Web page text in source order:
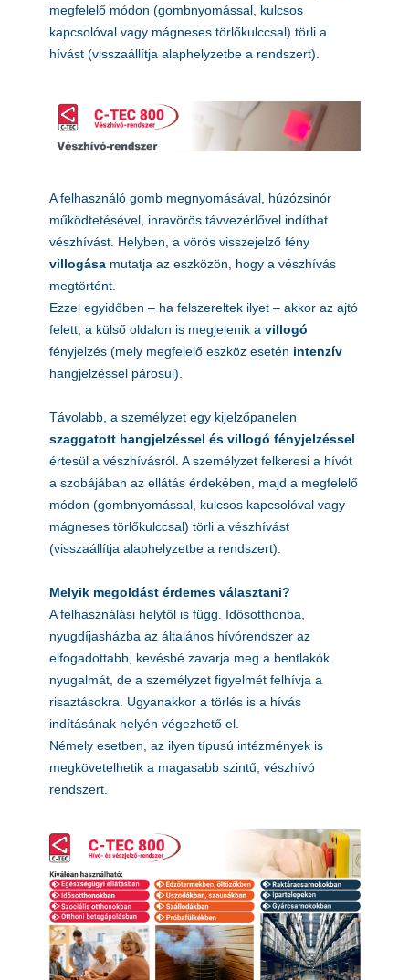
megfelelő módon (gombnyomással, kulcsos
kapcsolóval vagy mágneses törlőkulccsal) törli a
hívást (visszaállítja alaphelyzetbe a rendszert).
A felhasználó gomb megnyomásával, húzózsinór
működtetésével, inravörös távvezérlővel indíthat
vészhívást. Helyben, a vörös visszejelző fény
villogásamutatja az eszközön, hogy a vészhívás
megtörtént.
Ezzel egyidőben – ha felszereltek ilyet – akkor az ajtó
felett, a külső oldalon is megjelenik a villogó
fényjelzés (mely megfelelő eszköz esetén intenzív
hangjelzéssel párosul).
Távolabb, a személyzet egy kijelzőpanelen
szaggatott hangjelzéssel és villogó fényjelzéssel
értesül a vészhívásról. A személyzet felkeresi a hívót
a szobájában az ellátás érdekében, majd a megfelelő
módon (gombnyomással, kulcsos kapcsolóval vagy
mágneses törlőkulccsal) törli a vészhívást
(visszaállítja alaphelyzetbe a rendszert).
Melyik megoldást érdemes választani?
A felhasználási helytől is függ. Idősotthonba,
nyugdíjasházba az általános hívórendszer az
elfogadottabb, kevésbé zavarja meg a bentlakók
nyugalmát, de a személyzet figyelmét felhívja a
risaztásokra. Ugyanakkor a törlés is a hívás
indításának helyén végezhető el.
Némely esetben, az ilyen típusú intézmények is
megkövetelhetik a magasabb szintű, vészhívó
rendszert.